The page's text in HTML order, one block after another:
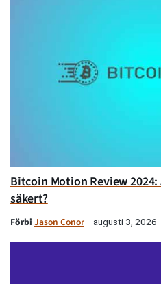
Bitcoin Motion Review
säkert?
Förbi Jason Conor augusti 3, 2026